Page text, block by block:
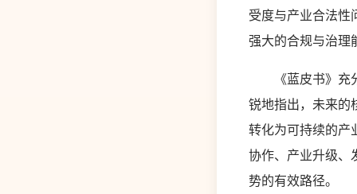
受度与产业合法性
强大的合规与治理
《蓝皮书》充分
锐地指出，未来的
转化为可持续的产
协作、产业升级、
势的有效路径。